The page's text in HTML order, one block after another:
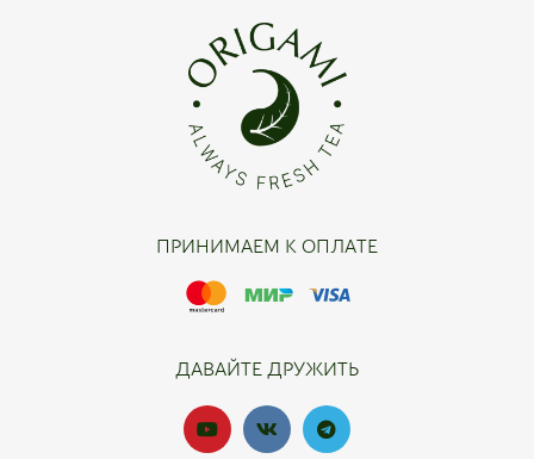
ПРИНИМАЕМ К ОПЛАТЕ
ДАВАЙТЕ ДРУЖИТЬ